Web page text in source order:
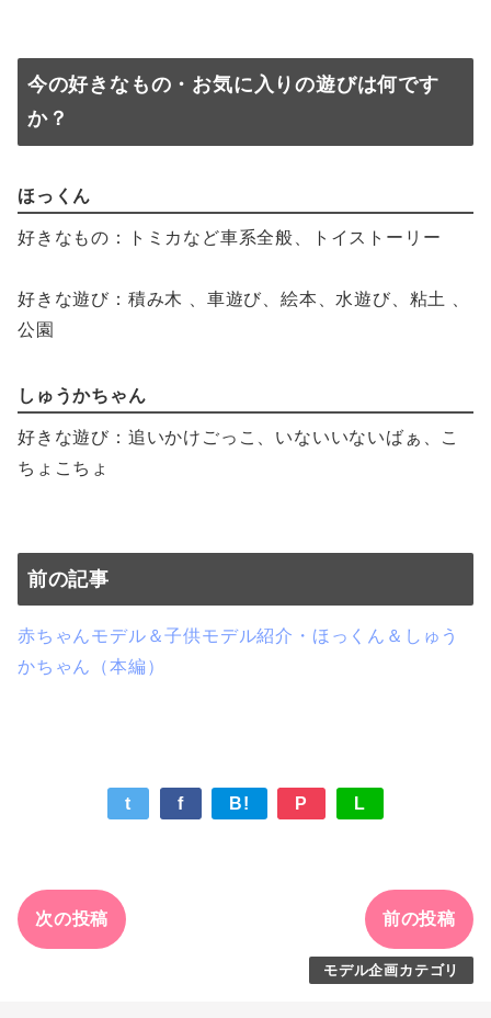
今の好きなもの・お気に入りの遊びは何です
か？
ほっくん
好きなもの：トミカなど車系全般、トイストーリー
好きな遊び：積み木 、車遊び、絵本、水遊び、粘土 、
公園
しゅうかちゃん
好きな遊び：追いかけごっこ、いないいないばぁ、こ
ちょこちょ
前の記事
赤ちゃんモデル＆子供モデル紹介・ほっくん＆しゅう
かちゃん（本編）
t f B! P L
次の投稿 前の投稿
モデル企画カテゴリ